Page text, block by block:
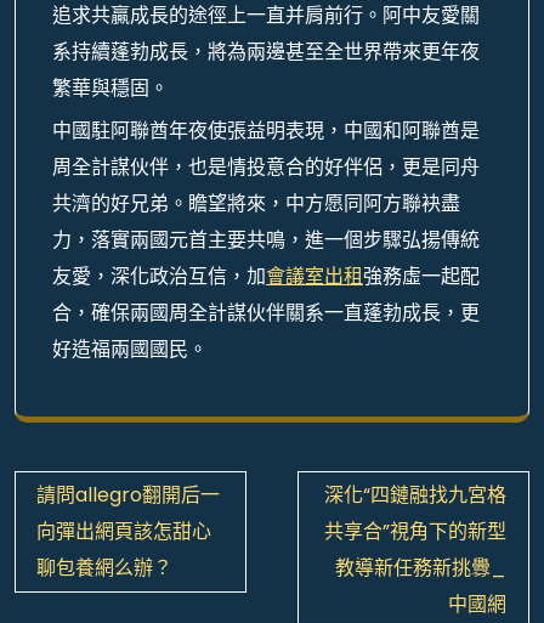
追求共贏成長的途徑上一直并肩前行。阿中友愛關
系持續蓬勃成長，將為兩邊甚至全世界帶來更年夜
繁華與穩固。
中國駐阿聯酋年夜使張益明表現，中國和阿聯酋是
周全計謀伙伴，也是情投意合的好伴侶，更是同舟
共濟的好兄弟。瞻望將來，中方愿同阿方聯袂盡
力，落實兩國元首主要共鳴，進一個步驟弘揚傳統
友愛，深化政治互信，加會議室出租強務虛一起配
合，確保兩國周全計謀伙伴關系一直蓬勃成長，更
好造福兩國國民。
文
章
導
覽
請問allegro翻開后一
向彈出網頁該怎甜心
聊包養網么辦？
深化“四鏈融找九宮格
共享合”視角下的新型
教導新任務新挑釁_
中國網